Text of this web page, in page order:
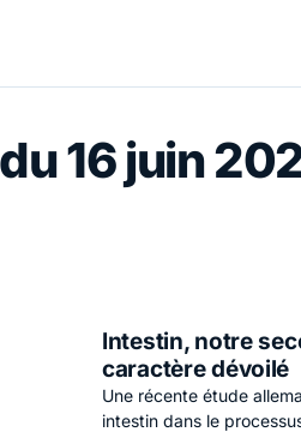
16 juin
Intestin, notre
caractère dévoilé
Une récente étude
intestin dans le